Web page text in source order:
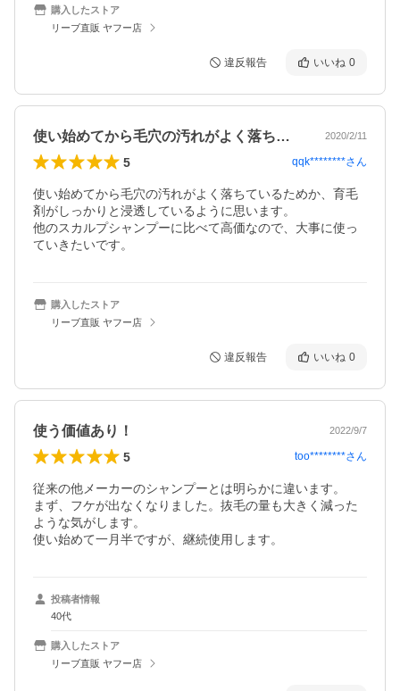
購入したストア
リーブ直販 ヤフー店
違反報告 いいね 0
使い始めてから毛穴の汚れがよく落ちてい… 2020/2/11
5 qqk********さん
使い始めてから毛穴の汚れがよく落ちているためか、育毛
剤がしっかりと浸透しているように思います。
他のスカルプシャンプーに比べて高価なので、大事に使っ
ていきたいです。
購入したストア
リーブ直販 ヤフー店
違反報告 いいね 0
使う価値あり！ 2022/9/7
5 too********さん
従来の他メーカーのシャンプーとは明らかに違います。
まず、フケが出なくなりました。抜毛の量も大きく減った
ような気がします。
使い始めて一月半ですが、継続使用します。
投稿者情報
40代
購入したストア
リーブ直販 ヤフー店